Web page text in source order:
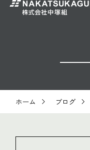
ホーム ブログ